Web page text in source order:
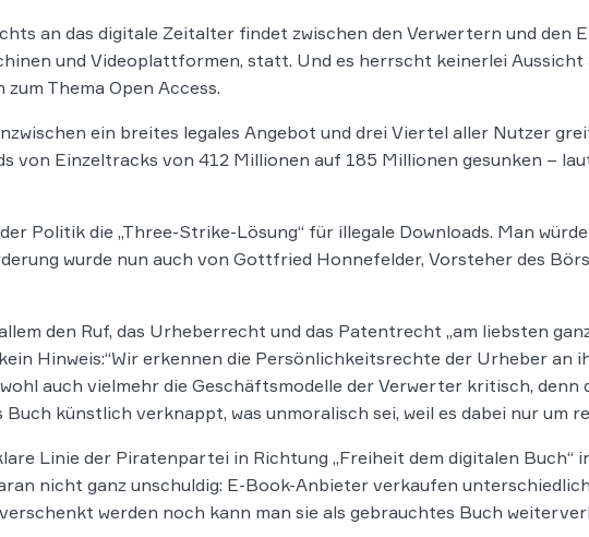
an das digitale Zeitalter findet zwischen den Verwertern und den
und Videoplattformen, statt. Und es herrscht keinerlei Aussicht
Thema Open Access.
ein breites legales Angebot und drei Viertel aller Nutzer
von Einzeltracks von 412 Millionen auf 185 Millionen gesunken –
Politik die „Three-Strike-Lösung“ für illegale Downloads. Man
wurde nun auch von Gottfried Honnefelder, Vorsteher des
den Ruf, das Urheberrecht und das Patentrecht „am liebsten
Hinweis:“Wir erkennen die Persönlichkeitsrechte der Urheber an
auch vielmehr die Geschäftsmodelle der Verwerter kritisch,
künstlich verknappt, was unmoralisch sei, weil es dabei nur um
Linie der Piratenpartei in Richtung „Freiheit dem digitalen Buch“
nicht ganz unschuldig: E-Book-Anbieter verkaufen
werden noch kann man sie als gebrauchtes Buch